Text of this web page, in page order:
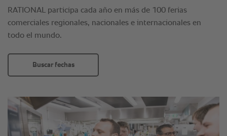
RATIONAL participa cada año en más de 100 ferias
comerciales regionales, nacionales e internacionales en
todo el mundo.
Buscar fechas